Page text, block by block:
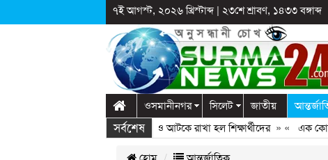
৭ই আগস্ট, ২০২৬ খ্রিস্টাব্দ| ২৩শে শ্রাবণ, ১৪৩৩ বঙ্গাব্দ
ওসমানীনগর সিলেট জাতীয়
সর্বশেষ
স্কুলে দুপ্রক’র অনুষ্ঠান: ছুটির পরও আটকে রাখা হল শিক্ষার্থীদের» « এক কোটি